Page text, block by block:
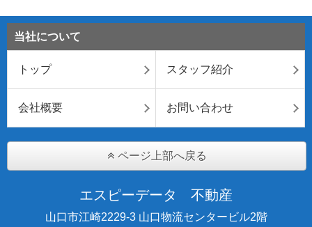
当社について
トップ スタッフ紹介
会社概要 お問い合わせ
ページ上部へ戻る
エスピーデータ 不動産
山口市江崎2229-3 山口物流センタービル2階